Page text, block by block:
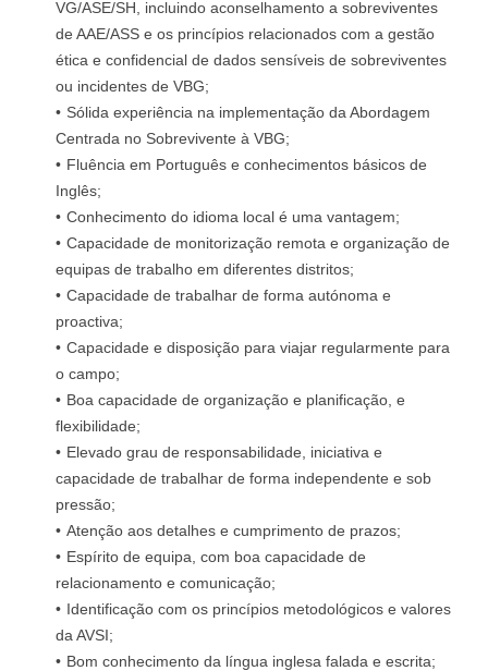
VG/ASE/SH, incluindo aconselhamento a sobreviventes
de AAE/ASS e os princípios relacionados com a gestão
ética e confidencial de dados sensíveis de sobreviventes
ou incidentes de VBG;
Sólida experiência na implementação da Abordagem
Centrada no Sobrevivente à VBG;
Fluência em Português e conhecimentos básicos de
Inglês;
Conhecimento do idioma local é uma vantagem;
Capacidade de monitorização remota e organização de
equipas de trabalho em diferentes distritos;
Capacidade de trabalhar de forma autónoma e
proactiva;
Capacidade e disposição para viajar regularmente para
o campo;
Boa capacidade de organização e planificação, e
flexibilidade;
Elevado grau de responsabilidade, iniciativa e
capacidade de trabalhar de forma independente e sob
pressão;
Atenção aos detalhes e cumprimento de prazos;
Espírito de equipa, com boa capacidade de
relacionamento e comunicação;
Identificação com os princípios metodológicos e valores
da AVSI;
Bom conhecimento da língua inglesa falada e escrita;